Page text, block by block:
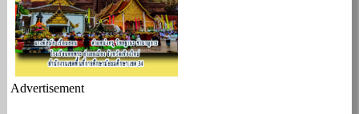
Advertisement